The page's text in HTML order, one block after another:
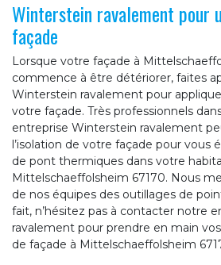
Winterstein ravalement pour
façade
Lorsque votre façade à
commence à être détériorer, faites
Winterstein ravalement pour
votre façade. Très professionnels
entreprise Winterstein ravalement
l’isolation de votre façade pour vous
de pont thermiques dans votre
Mittelschaeffolsheim 67170. Nous
de nos équipes des outillages de
fait, n’hésitez pas à contacter notre
ravalement pour prendre en main
de façade à Mittelschaeffolsheim